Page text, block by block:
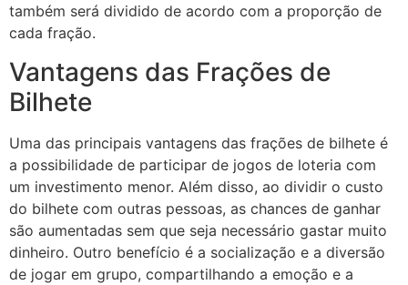
também será dividido de acordo com a proporção de
cada fração.
Vantagens das Frações de
Bilhete
Uma das principais vantagens das frações de bilhete é
a possibilidade de participar de jogos de loteria com
um investimento menor. Além disso, ao dividir o custo
do bilhete com outras pessoas, as chances de ganhar
são aumentadas sem que seja necessário gastar muito
dinheiro. Outro benefício é a socialização e a diversão
de jogar em grupo, compartilhando a emoção e a